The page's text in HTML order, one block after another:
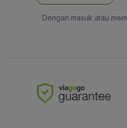
Dengan masuk atau